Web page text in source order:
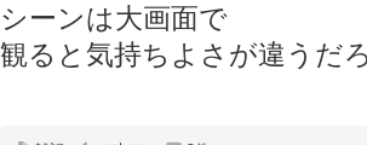
シーンは大画面で
観ると気持ちよさが違うだ